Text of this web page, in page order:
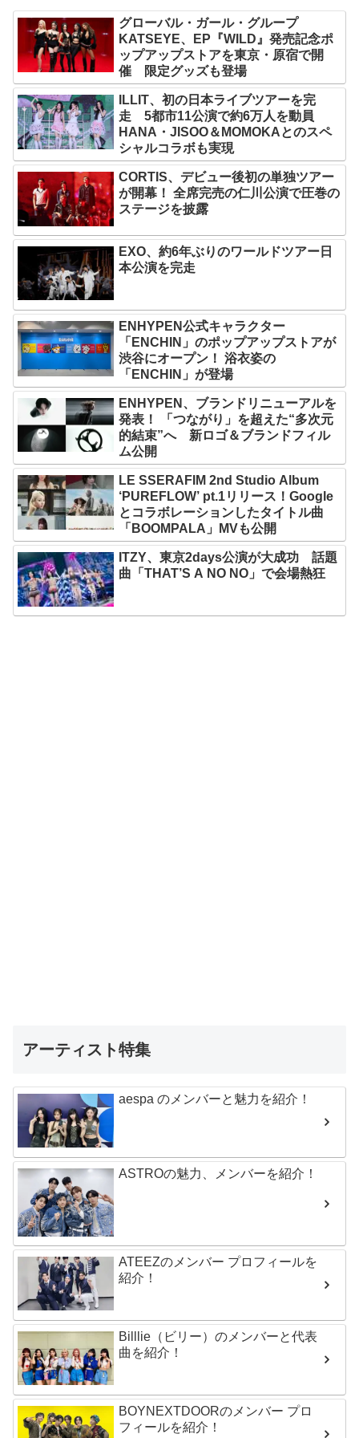
グローバル・ガール・グループ
KATSEYE、EP『WILD』発売記念ポ
ップアップストアを東京・原宿で開
催 限定グッズも登場
ILLIT、初の日本ライブツアーを完
走 5都市11公演で約6万人を動員
HANA・JISOO＆MOMOKAとのスペ
シャルコラボも実現
CORTIS、デビュー後初の単独ツアー
が開幕！ 全席完売の仁川公演で圧巻の
ステージを披露
EXO、約6年ぶりのワールドツアー日
本公演を完走
ENHYPEN公式キャラクター
「ENCHIN」のポップアップストアが
渋谷にオープン！ 浴衣姿の
「ENCHIN」が登場
ENHYPEN、ブランドリニューアルを
発表！ 「つながり」を超えた“多次元
的結束”へ 新ロゴ＆ブランドフィル
ム公開
LE SSERAFIM 2nd Studio Album
‘PUREFLOW’ pt.1リリース！Google
とコラボレーションしたタイトル曲
「BOOMPALA」MVも公開
ITZY、東京2days公演が大成功 話題
曲「THAT’S A NO NO」で会場熱狂
アーティスト特集
aespa のメンバーと魅力を紹介！
ASTROの魅力、メンバーを紹介！
ATEEZのメンバー プロフィールを
紹介！
Billlie（ビリー）のメンバーと代表
曲を紹介！
BOYNEXTDOORのメンバー プロ
フィールを紹介！